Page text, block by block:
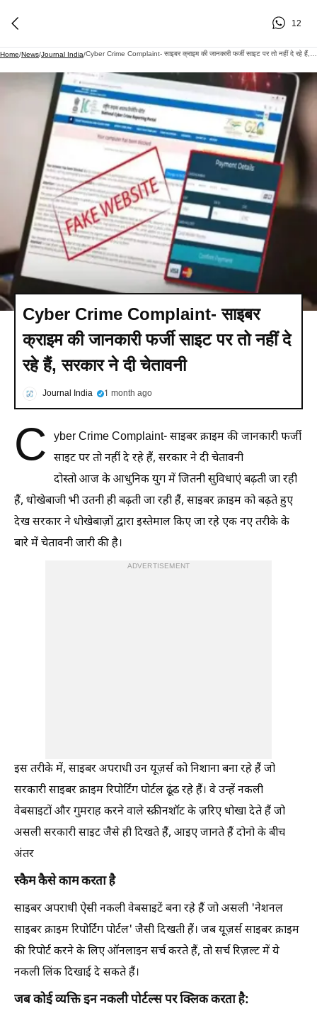
12
Home/News/Journal India/
Cyber Crime Complaint- साइबर
क्राइम की जानकारी फर्जी साइट पर तो नहीं दे
रहे हैं, सरकार ने दी चेतावनी
Journal India 1 month ago
C yber Crime Complaint- साइबर क्राइम की जानकारी फर्जी
साइट पर तो नहीं दे रहे हैं, सरकार ने दी चेतावनी
दोस्तो आज के आधुनिक युग में जितनी सुविधाएं बढ़ती जा रही
हैं, धोखेबाजी भी उतनी ही बढ़ती जा रही हैं, साइबर क्राइम को बढ़ते हुए
देख सरकार ने धोखेबाज़ों द्वारा इस्तेमाल किए जा रहे एक नए तरीके के
बारे में चेतावनी जारी की है।
ADVERTISEMENT
इस तरीके में, साइबर अपराधी उन यूज़र्स को निशाना बना रहे हैं जो
सरकारी साइबर क्राइम रिपोर्टिंग पोर्टल ढूंढ रहे हैं। वे उन्हें नकली
वेबसाइटों और गुमराह करने वाले स्क्रीनशॉट के ज़रिए धोखा देते हैं जो
असली सरकारी साइट जैसे ही दिखते हैं, आइए जानते हैं दोनो के बीच
अंतर
स्कैम कैसे काम करता है
साइबर अपराधी ऐसी नकली वेबसाइटें बना रहे हैं जो असली 'नेशनल
साइबर क्राइम रिपोर्टिंग पोर्टल' जैसी दिखती हैं। जब यूज़र्स साइबर क्राइम
की रिपोर्ट करने के लिए ऑनलाइन सर्च करते हैं, तो सर्च रिज़ल्ट में ये
नकली लिंक दिखाई दे सकते हैं।
जब कोई व्यक्ति इन नकली पोर्टल्स पर क्लिक करता है: